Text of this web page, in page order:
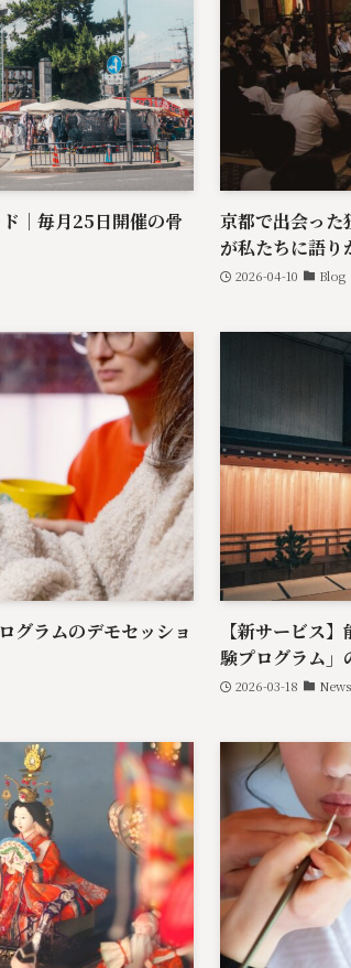
｜毎月25日開催の骨
京都で出会っ
が私たちに語
2026-04-10 Blog
グラムのデモセッショ
【新サービス
験プログラム」
2026-03-18 News